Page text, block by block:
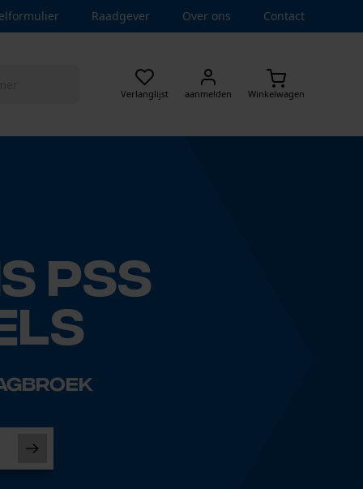
Raadgever Over ons Contact
Verlanglijst aanmelden Winkelwagen
PSS